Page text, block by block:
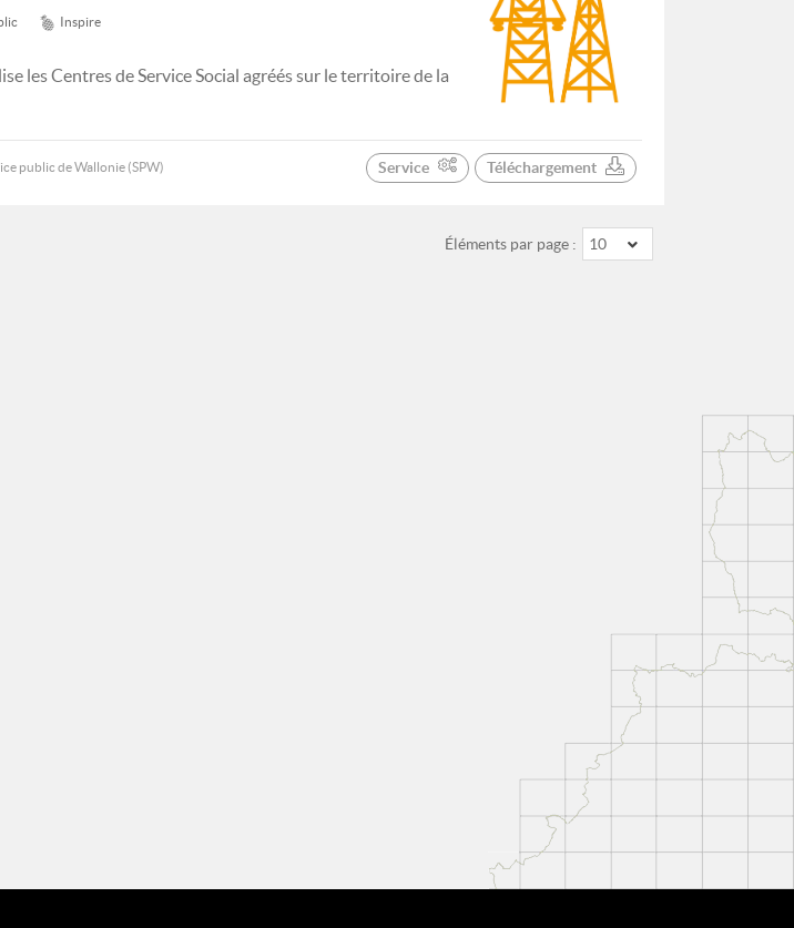
Inspire
les Centres de Service Social agréés sur le territoire de la
public de Wallonie (SPW) Service Téléchargement
Éléments par page : 10